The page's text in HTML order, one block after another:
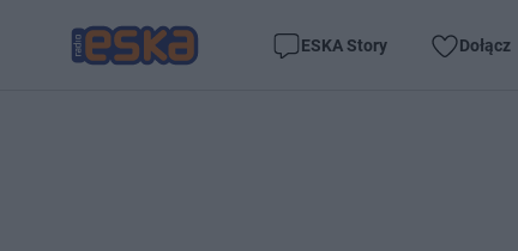
ESKA Story Dołącz